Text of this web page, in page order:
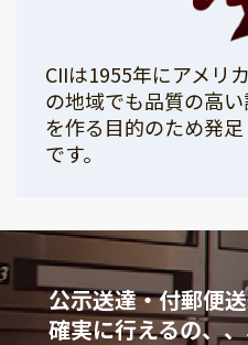
CIIは1955年にアメリ
の地域でも品質の高
を作る目的のため発
です。
公示送達・付郵便
確実に行えるの、